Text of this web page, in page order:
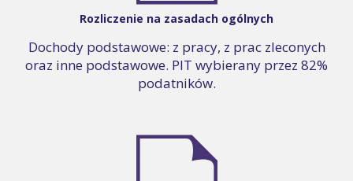
Rozliczenie na zasadach ogólnych
Dochody podstawowe: z pracy, z prac zleconych
oraz inne podstawowe. PIT wybierany przez 82%
podatników.